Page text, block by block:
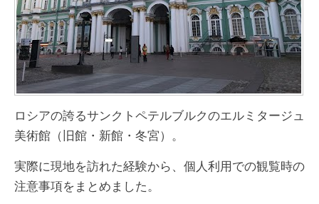
ロシアの誇るサンクトペテルブルクのエルミタージュ
美術館（旧館・新館・冬宮）。
実際に現地を訪れた経験から、個人利用での観覧時の
注意事項をまとめました。